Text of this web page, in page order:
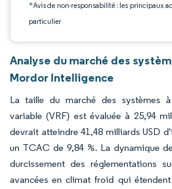
*Avis de non-responsabilité : les principaux
particulier
Analyse du marché des
Mordor Intelligence
La taille du marché des systèmes
variable (VRF) est évaluée à 25,94
devrait atteindre 41,48 milliards USD
un TCAC de 9,84 %. La dynamique
durcissement des réglementations
avancées en climat froid qui